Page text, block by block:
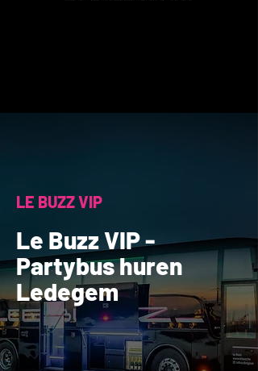
LE BUZZ VIP
Le Buzz VIP -
Partybus huren
Ledegem